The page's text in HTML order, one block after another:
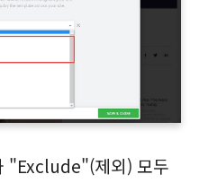
"Exclude"(제외) 모두